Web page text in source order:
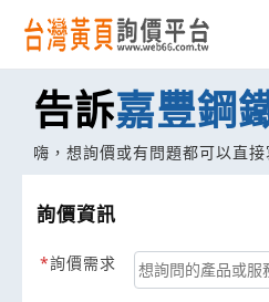
告訴嘉豐鋼
嗨，想詢價或有問題都可以直
詢價資訊
詢價需求